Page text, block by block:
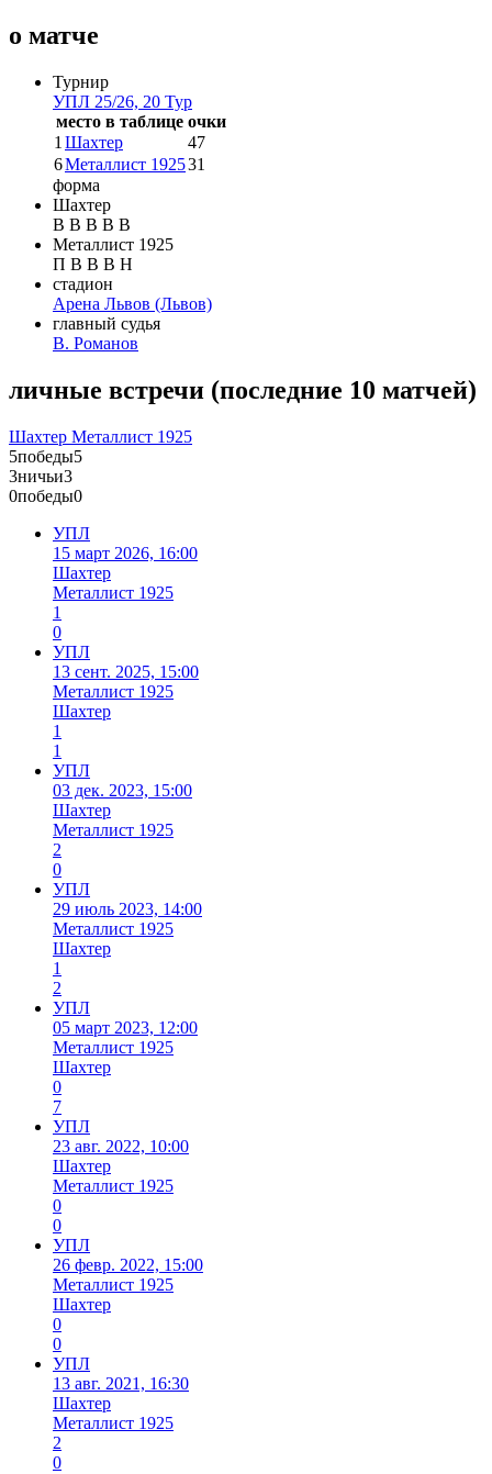
о матче
Турнир
УПЛ 25/26, 20 Тур
место в таблице очки
1 Шахтер
47
6Металлист 192531
форма
Шахтер
В В В В В
Металлист 1925
П В В В Н
стадион
Арена Львов (Львов)
главный судья
В. Романов
личные встречи (последние 10 матчей)
Шахтер Металлист 1925
5победы5
3ничьи3
0победы0
УПЛ
15 март 2026, 16:00
Шахтер
Металлист 1925
1
0
УПЛ
13 сент. 2025, 15:00
Металлист 1925
Шахтер
1
1
УПЛ
03 дек. 2023, 15:00
Шахтер
Металлист 1925
2
0
УПЛ
29 июль 2023, 14:00
Металлист 1925
Шахтер
1
2
УПЛ
05 март 2023, 12:00
Металлист 1925
Шахтер
0
7
УПЛ
23 авг. 2022, 10:00
Шахтер
Металлист 1925
0
0
УПЛ
26 февр. 2022, 15:00
Металлист 1925
Шахтер
0
0
УПЛ
13 авг. 2021, 16:30
Шахтер
Металлист 1925
2
0